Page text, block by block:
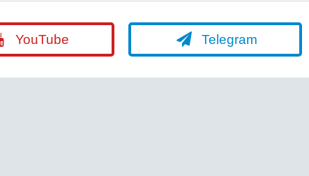
YouTube Telegram